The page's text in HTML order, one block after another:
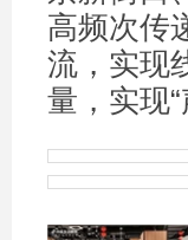
高频次传
流，实现
量，实现“